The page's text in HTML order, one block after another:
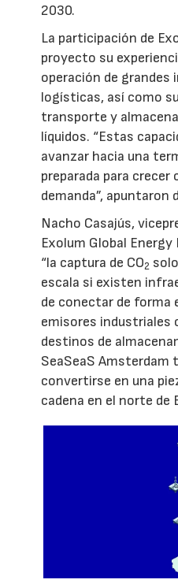
2030.
La participación de
proyecto su
operación de
logísticas, así como
transporte y
líquidos. “Estas
avanzar hacia una
preparada para
demanda”, apuntaron
Nacho Casajús,
Exolum Global
“la captura de CO2
escala si existen
de conectar de forma
emisores industriales
destinos de
SeaSeaS Amsterdam
convertirse en una
cadena en el norte de